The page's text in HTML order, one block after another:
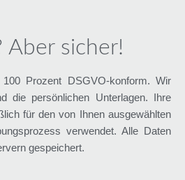
Aber sicher!
Prozent DSGVO-konform. Wir
die persönlichen Unterlagen. Ihre
für den von Ihnen ausgewählten
verwendet. Alle Daten
gespeichert.